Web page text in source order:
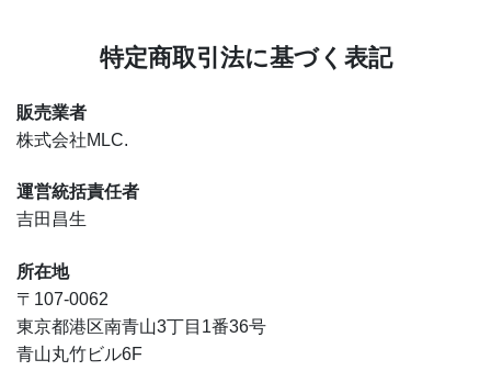
特定商取引法に基づく表記
販売業者
株式会社MLC.
運営統括責任者
吉田昌生
所在地
〒107-0062
東京都港区南青山3丁目1番36号
青山丸竹ビル6F